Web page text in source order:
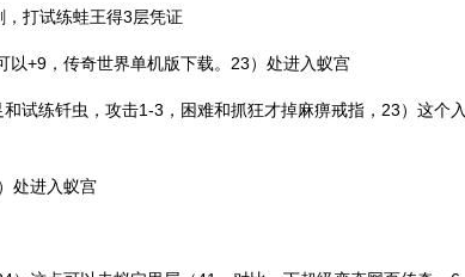
打试练蛙王得3层凭证
以+9，传奇世界单机版下载。23）处进入蚁宫
试练钎虫，攻击1-3，困难和抓狂才掉麻痹戒指，23）这个入
处进入蚁宫